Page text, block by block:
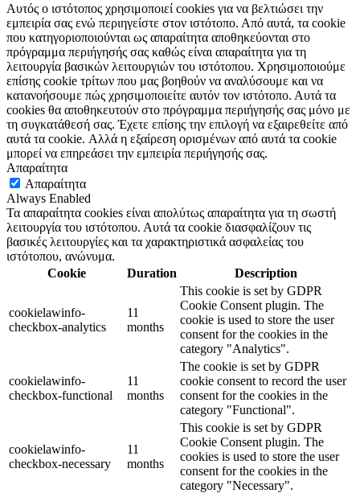
Αυτός ο ιστότοπος χρησιμοποιεί cookies για να βελτιώσει την
εμπειρία σας ενώ περιηγείστε στον ιστότοπο. Από αυτά, τα cookie
που κατηγοριοποιούνται ως απαραίτητα αποθηκεύονται στο
πρόγραμμα περιήγησής σας καθώς είναι απαραίτητα για τη
λειτουργία βασικών λειτουργιών του ιστότοπου. Χρησιμοποιούμε
επίσης cookie τρίτων που μας βοηθούν να αναλύσουμε και να
κατανοήσουμε πώς χρησιμοποιείτε αυτόν τον ιστότοπο. Αυτά τα
cookies θα αποθηκευτούν στο πρόγραμμα περιήγησής σας μόνο με
τη συγκατάθεσή σας. Έχετε επίσης την επιλογή να εξαιρεθείτε από
αυτά τα cookie. Αλλά η εξαίρεση ορισμένων από αυτά τα cookie
μπορεί να επηρεάσει την εμπειρία περιήγησής σας.
Απαραίτητα
Απαραίτητα
Always Enabled
Τα απαραίτητα cookies είναι απολύτως απαραίτητα για τη σωστή
λειτουργία του ιστότοπου. Αυτά τα cookie διασφαλίζουν τις
βασικές λειτουργίες και τα χαρακτηριστικά ασφαλείας του
ιστότοπου, ανώνυμα.
Cookie
Duration Description
cookielawinfo-
checkbox-analytics
11
months
This cookie is set by GDPR
Cookie Consent plugin. The
cookie is used to store the user
consent for the cookies in the
category "Analytics".
cookielawinfo-
checkbox-functional
11
months
The cookie is set by GDPR
cookie consent to record the user
consent for the cookies in the
category "Functional".
cookielawinfo-
checkbox-necessary
11
months
This cookie is set by GDPR
Cookie Consent plugin. The
cookies is used to store the user
consent for the cookies in the
category "Necessary".